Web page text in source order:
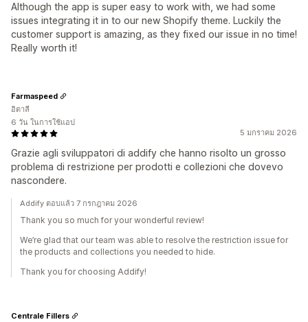
Although the app is super easy to work with, we had some
issues integrating it in to our new Shopify theme. Luckily the
customer support is amazing, as they fixed our issue in no time!
Really worth it!
5 มกราคม 2026
Grazie agli sviluppatori di addify che hanno risolto un grosso
problema di restrizione per prodotti e collezioni che dovevo
nascondere.
Farmaspeed
อิตาลี
6 วัน ในการใช้แอป
Addify ตอบแล้ว 7 กรกฎาคม 2026
Thank you so much for your wonderful review!
We’re glad that our team was able to resolve the restriction issue for
the products and collections you needed to hide.
Thank you for choosing Addify!
Centrale Fillers